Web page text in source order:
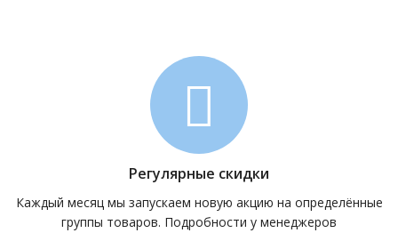
Регулярные скидки
Каждый месяц мы запускаем новую акцию на определённые
группы товаров. Подробности у менеджеров